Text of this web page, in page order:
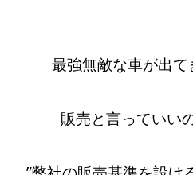
最強無敵な車が出
販売と言っていい